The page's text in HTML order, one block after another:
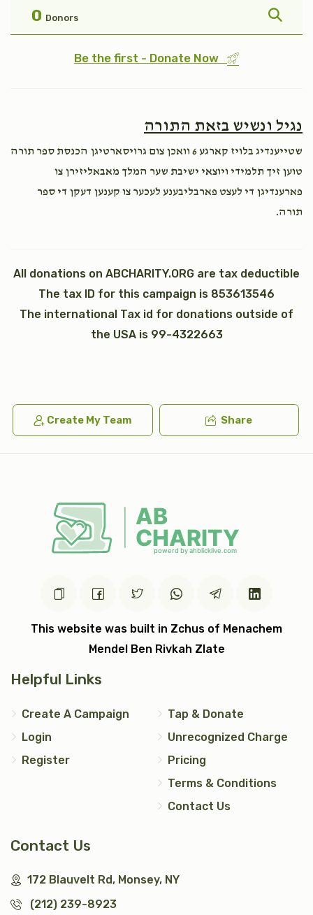
$1,800.00
$2,600.00
כתר תורה
$5,000.00
כתונת (2)
$7,200.00
עצי חיים (2)
$7,200.00
טס כסף
0 Donors
Be the first - Donate Now
נגיל ונשיש בזאת התורה
שטייענדיג בלויז קארגע 6 וואכן צום גרויסארטיגן הכנסת ספר תורה
טוען זיך תלמידי ויוצאי ישיבת שער המלך מאבאליזירן צו
פארענדיגן די לעצט פארבליבענע לעכער צו קענען דעקן די ספר
תורה.
All donations on ABCHARITY.ORG are tax deductible
The tax ID for this campaign is 853613546
The international Tax id for donations outside of
the USA is 99-4322663
Create My Team Share
This website was built in Zchus of Menachem
Mendel Ben Rivkah Zlate
Helpful Links
Create A Campaign
Login
Register
Tap & Donate
Unrecognized Charge
Pricing
Terms & Conditions
Contact Us
Contact Us
172 Blauvelt Rd, Monsey, NY
(212) 239-8923